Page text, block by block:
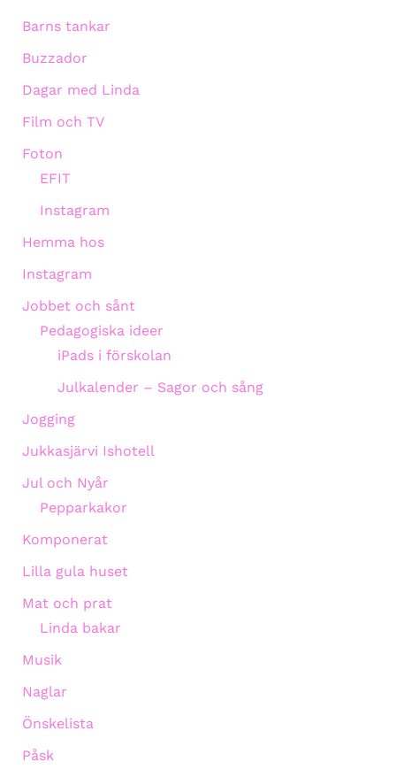
Barns tankar
Buzzador
Dagar med Linda
Film och TV
Foton
EFIT
Instagram
Hemma hos
Instagram
Jobbet och sånt
Pedagogiska ideer
iPads i förskolan
Julkalender – Sagor och sång
Jogging
Jukkasjärvi Ishotell
Jul och Nyår
Pepparkakor
Komponerat
Lilla gula huset
Mat och prat
Linda bakar
Musik
Naglar
Önskelista
Påsk